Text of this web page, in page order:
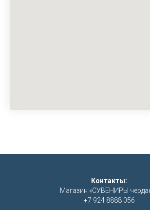
Контакты:
Магазин «СУВЕНИРЫ
+7 924 8888 056